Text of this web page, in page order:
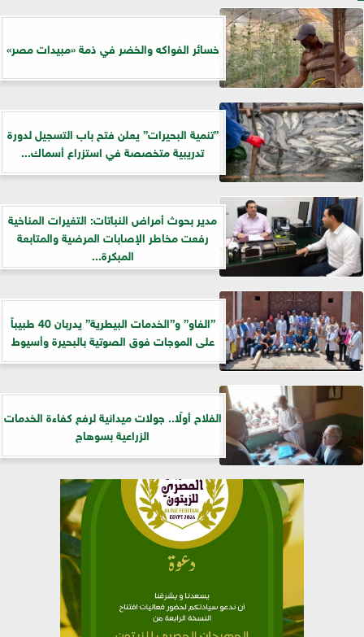
خسائر الفواكه والخضر في ذمة «مبيدات مصر»
”تنمية البحيرات” يعلن فتح باب التسجيل لدورة
تدريبية متخصصة في استزراع أسماك...
مدير بحوث أمراض النباتات: التغيرات المناخية
رفعت مخاطر الإصابات المرضية والمتابعة
المبكرة...
”الفاو” و”الخدمات البيطرية” يدربان 40 طبيباً
على الموجات فوق الصوتية بالبحيرة وأسيوط
الفلاح أولًا.. جولات ميدانية لرفع كفاءة الخدمات
الزراعية بسوهاج